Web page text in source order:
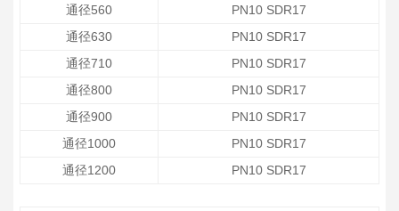
通径560
PN10 SDR17
通径630
PN10 SDR17
通径710
PN10 SDR17
通径800
PN10 SDR17
通径900
PN10 SDR17
通径1000
PN10 SDR17
通径1200
PN10 SDR17